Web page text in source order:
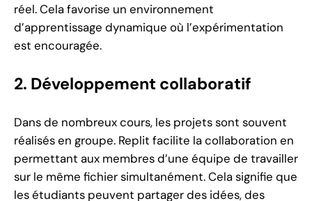
réel. Cela favorise un environnement
d’apprentissage dynamique où l’expérimentation
est encouragée.
2. Développement collaboratif
Dans de nombreux cours, les projets sont souvent
réalisés en groupe. Replit facilite la collaboration en
permettant aux membres d’une équipe de travailler
sur le même fichier simultanément. Cela signifie que
les étudiants peuvent partager des idées, des